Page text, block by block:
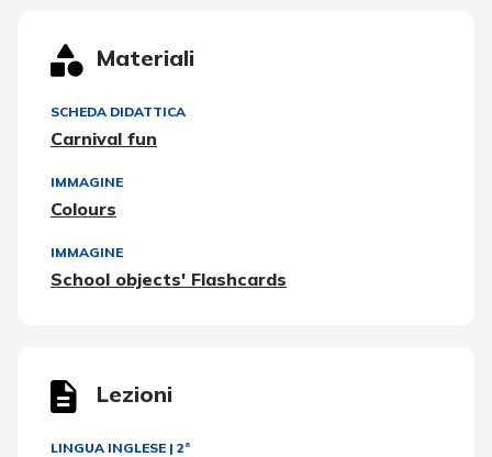
Materiali
SCHEDA DIDATTICA
Carnival fun
IMMAGINE
Colours
IMMAGINE
School objects' Flashcards
Lezioni
LINGUA INGLESE | 2ª